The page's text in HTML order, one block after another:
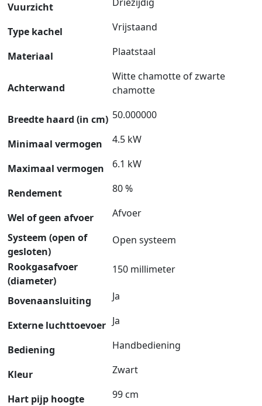
Vuurzicht
Type kachel Vrijstaand
Materiaal Plaatstaal
Achterwand
Witte chamotte of zwarte
chamotte
Breedte haard (in cm) 50.000000
Minimaal vermogen 4.5 kW
Maximaal vermogen 6.1 kW
Rendement 80 %
Wel of geen afvoer
Afvoer
Systeem (open of
gesloten)
Open systeem
Rookgasafvoer
(diameter)
150 millimeter
Bovenaansluiting Ja
Externe luchttoevoer Ja
Bediening Handbediening
Kleur Zwart
Hart pijp hoogte 99 cm